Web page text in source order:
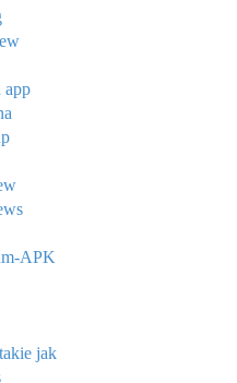
app
APK
jak